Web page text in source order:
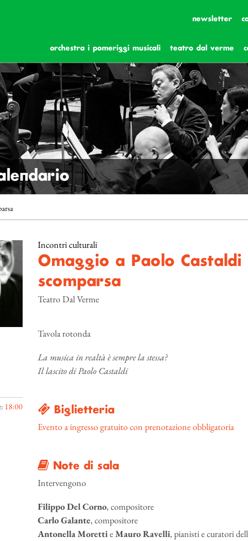
newsletter
orchestra i pomeriggi musicali teatro dal verme
18:00
Incontri culturali
Omaggio a Paolo
scomparsa
Teatro Dal Verme
Tavola rotonda
La musica in realtà è sempre la stessa?
Il lascito di Paolo Castaldi
Biglietteria
Evento a ingresso gratuito con prenotazione obbligatoria
Note di sala
Intervengono
Filippo Del Corno, compositore
Carlo Galante, compositore
Antonella MorettieMauro Ravelli, pianisti e curatori